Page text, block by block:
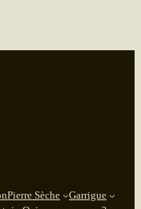
Pierre Sèche
Garrigue